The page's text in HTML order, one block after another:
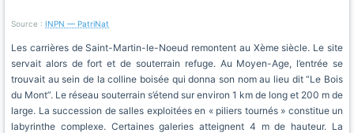
Source : INPN — PatriNat
Les carrières de Saint-Martin-le-Noeud remontent au Xème siècle. Le site
servait alors de fort et de souterrain refuge. Au Moyen-Age, l’entrée se
trouvait au sein de la colline boisée qui donna son nom au lieu dit “Le Bois
du Mont”. Le réseau souterrain s’étend sur environ 1 km de long et 200 m de
large. La succession de salles exploitées en « piliers tournés » constitue un
labyrinthe complexe. Certaines galeries atteignent 4 m de hauteur. La